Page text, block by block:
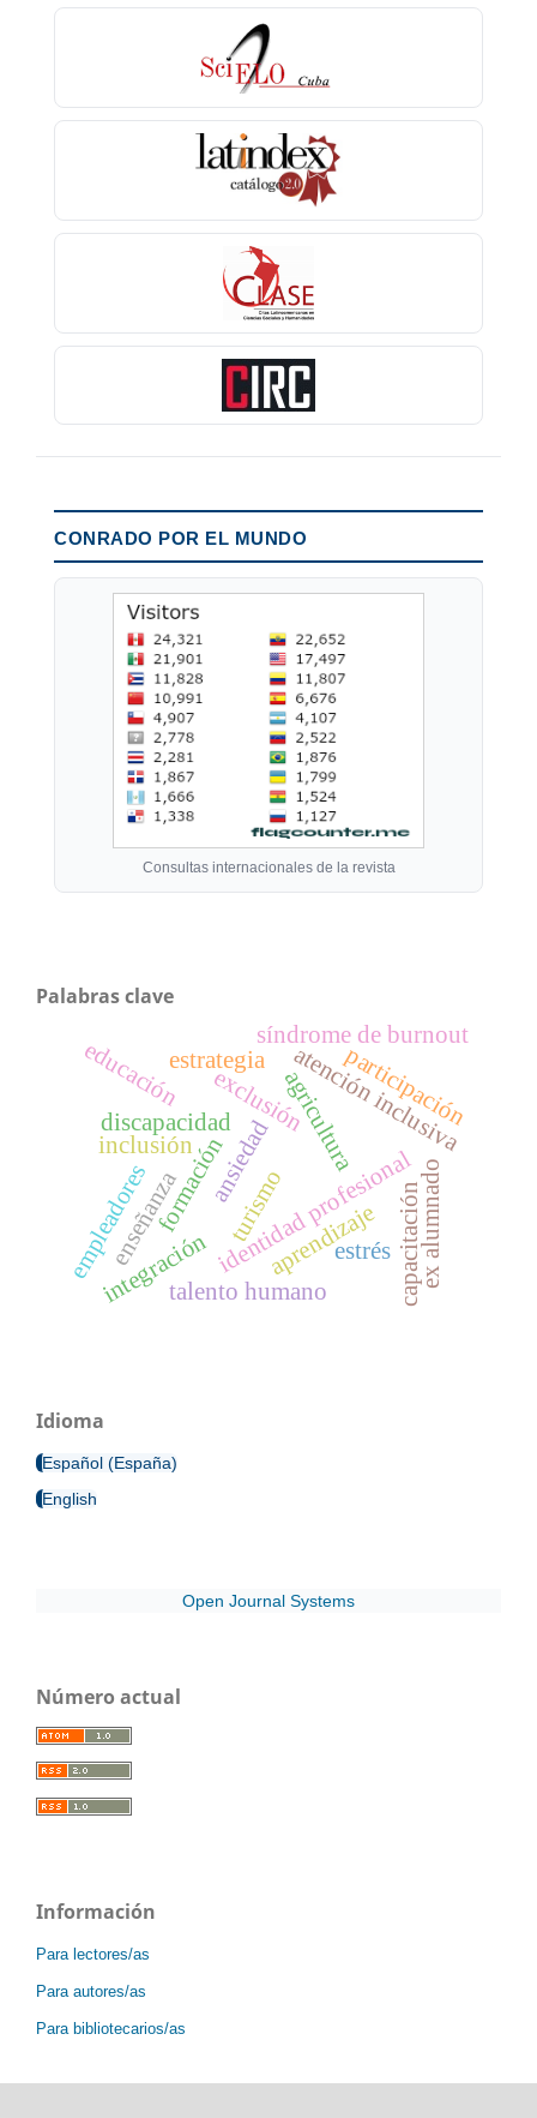
CONRADO POR EL MUNDO
Consultas internacionales de la revista
Palabras clave
formación
atención inclusiva
identidad profesional
enseñanza aprendizaje
inclusión
exclusión
discapacidad
capacitación
estrés
ansiedad
síndrome de burnout
agricultura
turismo
educación
integración
participación
talento humano
empleadores
estrategia
ex alumnado
Idioma
Español (España)
English
Open Journal Systems
Número actual
Información
Para lectores/as
Para autores/as
Para bibliotecarios/as